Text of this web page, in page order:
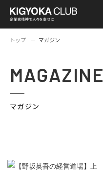
トップ マガジン
MAGAZINE
マガジン